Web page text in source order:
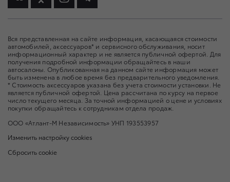
Вся представленная на сайте информация, касающаяся стоимости
автомобилей, аксессуаров* и сервисного обслуживания, носит
информационный характер и не является публичной офертой. Для
получения подробной информации обращайтесь в наши
автосалоны. Опубликованная на данном сайте информация может
быть изменена в любое время без предварительного уведомления.
* Стоимость аксессуаров указана без учета стоимости установки. Не
является публичной офертой. Цена рассчитана по курсу на первое
число текущего месяца. За точной информацией о цене и условиях
покупки обращайтесь к сотрудникам отдела продаж.
ООО «Атлант-М Независимость» УНП 193553957
Изменить настройку cookies
Сбросить cookie